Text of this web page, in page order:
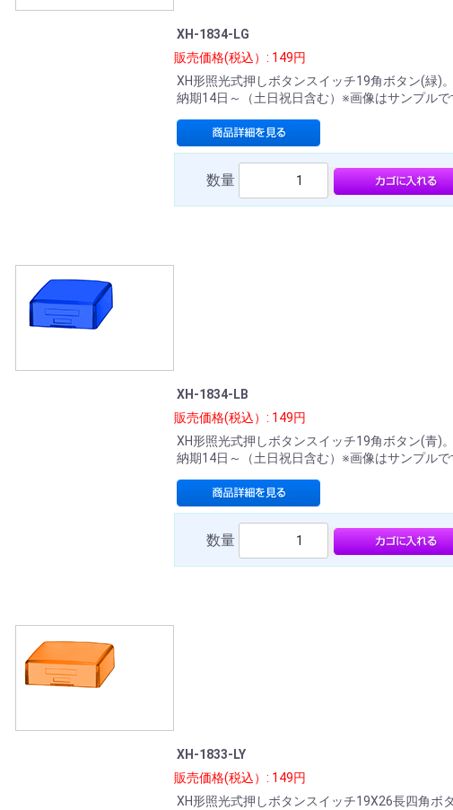
XH-1834-LG
販売価格(税込）: 149円
XH形照光式押しボタンスイッチ19角ボタン(緑)
納期14日～（土日祝日含む）※画像はサンプルで
数量
XH-1834-LB
販売価格(税込）: 149円
XH形照光式押しボタンスイッチ19角ボタン(青)
納期14日～（土日祝日含む）※画像はサンプルで
数量
XH-1833-LY
販売価格(税込）: 149円
XH形照光式押しボタンスイッチ19X26長四角ボ